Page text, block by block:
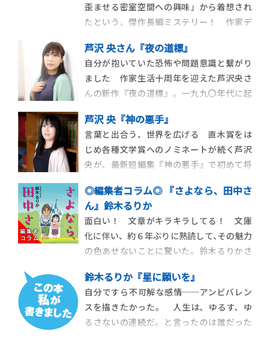
歪ませる密室空間への興味」から着想され
たという、傑作長編ミステリー！ 作家デ
いて、著者にお話を伺いました。 【ポス
ト・ブック・レビュー 著者に訊け！】
「何を書くか」から「どう書くか」に挑ん
だ作家生活10年の集大成！ 慟哭 […]
芦沢 央さん『夜の道標』
自分が抱いていた恐怖や問題意識と繫がり
ました 作家生活十周年を迎えた芦沢央さ
んの新作『夜の道標』。一九九〇年代に起
匿う女、彼らに関わる二人の少年、調査を
進める刑事の姿から炙り出されるものと
は。この時代、この人物設定だからこそ切
り込めるテーマに勇気を持って挑んだ痛切
で衝撃的な一作だ。
芦沢 央『神の悪手』
言葉と出合う、世界を広げる 直木賞をは
じめ各種文学賞へのノミネートが続く芦沢
央が、最新短編集『神の悪手』で初めて将
きに満ちた全五編は、登場する棋士たちの
内面に、作家である自身の心情や実体験が
重ね合わされている。自他共に認める特別
な一冊だ。
◎編集者コラム◎ 『さよなら、田中さ
ん』鈴木るりか
面白い！ 文章がキラキラしてる！ 文庫
化に伴い、約６年ぶりに熟読して､その魅力
の色あせないことに驚いた。鈴木るりかさ
で遡る。12歳の文学賞で小学４年、５年時
に大賞を獲得した彼女に才能を感じた学年
誌の担当者が「もしかしたら才能があると
思うけれど、私たちでは作家として育てる
鈴木るりか『星に願いを』
自分ですら不可解な感情──アンビバレン
スを描きたかった。 人生は、ゆるす、ゆ
るさないの連続だ。と言ったのは誰だった